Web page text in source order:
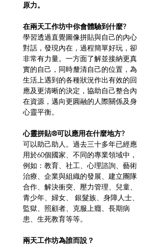
原力。
在兩天工作坊中你會體驗到什麼?
學習透過直覺圖像拼貼與自己的內心
對話，發現內在，過程簡單好玩，卻
非常有力量。一方面了解並接納更真
實的自己，同時釐清自己的位置，為
生活上遇到的各種狀況作出有效的回
應及更清晰的決定，協助自己整合內
在資源，邁向更圓融的人際關係及身
心靈平衡。
心靈拼貼®可以應用在什麼地方?
可以助己助人。過去三十多年已經應
用於60個國家、不同的專業領域中，
例如：教育、社工、心理諮詢、藝術
治療、企業與組織的發展、建立團隊
合作、解決衝突、壓力管理、兒童、
青少年、婦女、 銀髮族、身障人士、
監獄、照顧者、克服上癮、長期病
患、生死教育等等。
兩天工作坊為誰而設？